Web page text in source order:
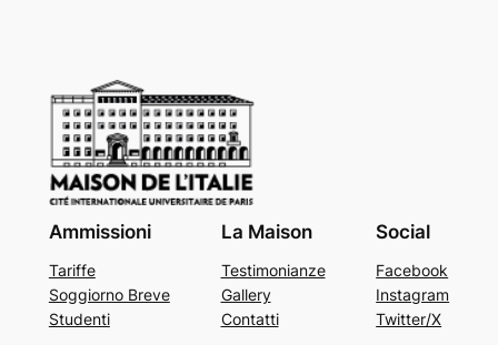
Ammissioni
Tariffe
Soggiorno Breve
Studenti
La Maison
Testimonianze
Gallery
Contatti
Social
Facebook
Instagram
Twitter/X